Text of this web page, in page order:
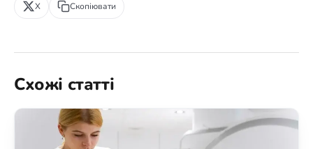
X Скопіювати
Схожі статті